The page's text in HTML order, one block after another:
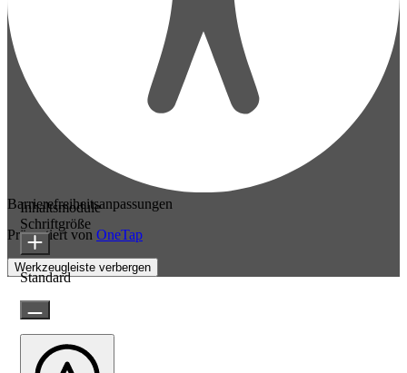
Barrierefreiheitsanpassungen
Präsentiert von OneTap
Werkzeugleiste verbergen
Inhaltsmodule
Schriftgröße
Standard